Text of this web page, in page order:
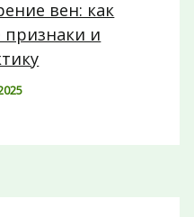
вен: как
признаки и